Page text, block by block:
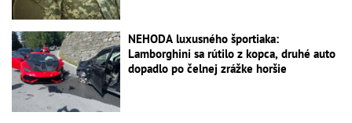
NEHODA luxusného športiaka:
Lamborghini sa rútilo z kopca, druhé auto
dopadlo po čelnej zrážke horšie